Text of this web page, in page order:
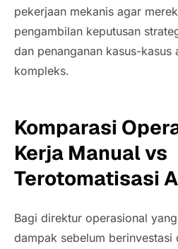
pekerjaan mekanis agar
pengambilan keputusan
dan penanganan kasus-kasus
kompleks.
Komparasi
Kerja Manual vs
Terotomatisasi
Bagi direktur operasional
dampak sebelum berinvestasi